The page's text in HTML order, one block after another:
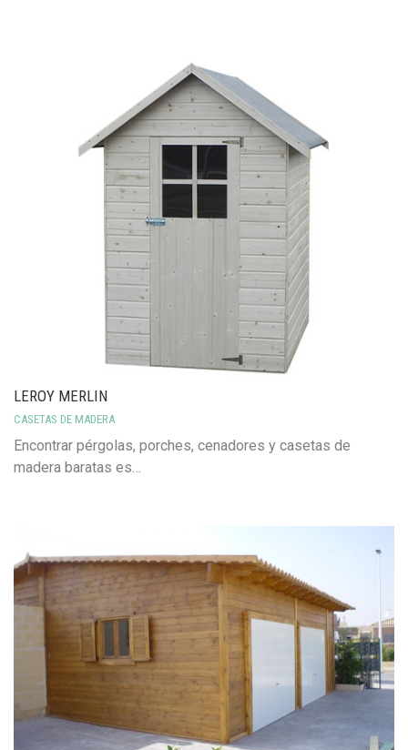
LEROY MERLIN
CASETAS DE MADERA
Encontrar pérgolas, porches, cenadores y casetas de
madera baratas es…